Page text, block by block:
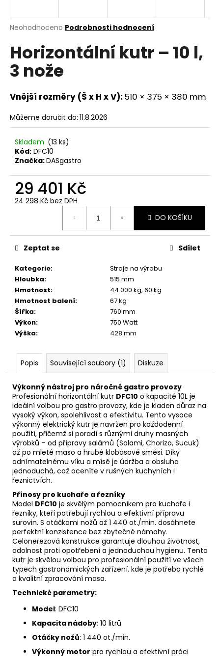
Průměrné
produktu
je
0,0
z
hvězdiček.
Neohodnoceno Podrobnosti hodnocení
Horizontální kutr – 10 l,
3 nože
Vnější rozměry (Š x H x V): 510 × 375 × 380 mm
Můžeme doručit do: 11.8.2026
Skladem (13 ks)
Kód: DFC10
Značka:DASgastro
29 401 Kč
24 298 Kč bez DPH
DO KOŠÍKU
Kategorie:
Stroje na výrobu
Hloubka:
515 mm
Hmotnost:
44.000 kg, 60 kg
Hmotnost balení:
67 kg
Šířka:
760 mm
Výkon:
750 Watt
Výška: 428 mm
Zeptat se Sdílet
Popis Související soubory (1) Diskuze
Výkonný nástroj pro náročné gastro provozy
Profesionální horizontální kutr DFC10 o kapacitě 10L je
ideální volbou pro gastro provozy, kde je kladen důraz na
vysoký výkon, spolehlivost a efektivitu. Tento vysoce
výkonný elektrický kutr je navržen pro každodenní
použití, přičemž si poradí s různými druhy masných
výrobků – od přípravy salámů (Salami, Chorizo, Sucuk)
až po mleté maso a hrubé klobásové směsi. Díky
odnímatelnému víku a mísě je údržba a obsluha
jednoduchá, což oceníte v rušných kuchyních i
řeznictvích.
Přínosy pro kuchaře a řezníky
Model DFC10 je skvělým pomocníkem pro kuchaře i
řezníky, kteří potřebují rychlou a efektivní přípravu
surovin. S otáčkami nožů až 1 440 ot./min. dosáhnete
perfektní konzistence bez zbytečné námahy.
Celonerezová konstrukce garantuje dlouhou životnost,
odolnost proti opotřebení a jednoduchou hygienu. Tento
kutr je skvělou volbou pro profesionální použití ve všech
typech gastronomických zařízení, kde je potřeba rychlé
a kvalitní zpracování masa.
Technické parametry:
Model: DFC10
Kapacita nádoby: 10 litrů
Otáčky nožů: 1 440 ot./min.
Výkonný motor pro rychlou a efektivní práci
j
t
?
HLEDAT
D
o
p
o
u
e
m
e